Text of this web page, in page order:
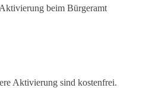
beim Bürgeramt
Aktivierung sind kostenfrei.